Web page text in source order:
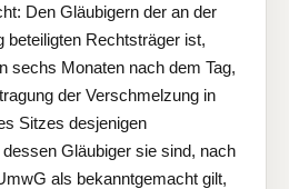
Den Gläubigern der an der
beteiligten Rechtsträger ist,
sechs Monaten nach dem Tag,
der Verschmelzung in
Sitzes desjenigen
Gläubiger sie sind, nach
als bekanntgemacht gilt,